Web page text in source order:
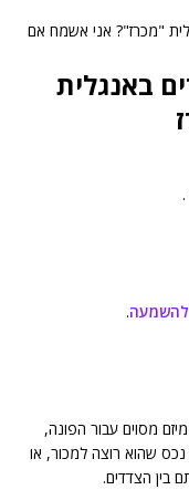
"מכרז"? אני אשמח אם
באנגלית
.
להשמעה.
מסוים עבור הפונה,
שהוא רוצה למכור, או
הצדדים.